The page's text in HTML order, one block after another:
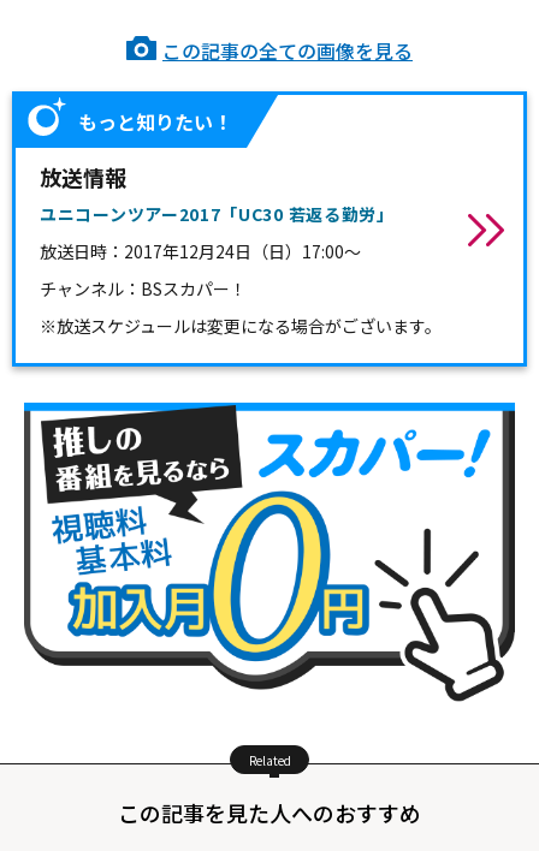
この記事の全ての画像を見る
もっと知りたい！
放送情報
ユニコーンツアー2017「UC30 若返る勤労」
放送日時： 2017年12月24日（日）17:00～
チャンネル： BSスカパー！
※放送スケジュールは変更になる場合がございます。
Related
この記事を見た人へのおすすめ